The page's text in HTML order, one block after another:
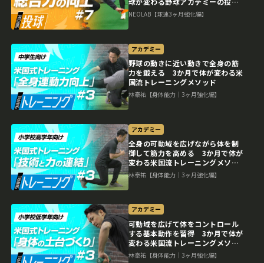
育成プラン
NEOLAB【球速3ヶ月強化編】
アカデミー
野球の動きに近い動きで全身の筋
力を鍛える 3か月で体が変わる米
国流トレーニングメソッド
林泰祐【身体能力｜3ヶ月強化編】
アカデミー
全身の可動域を広げながら体を制
御して筋力を高める 3か月で体が
変わる米国流トレーニングメソッ
ド
林泰祐【身体能力｜3ヶ月強化編】
アカデミー
可動域を広げて体をコントロール
する基本動作を習得 3か月で体が
変わる米国流トレーニングメソッ
ド
林泰祐【身体能力｜3ヶ月強化編】